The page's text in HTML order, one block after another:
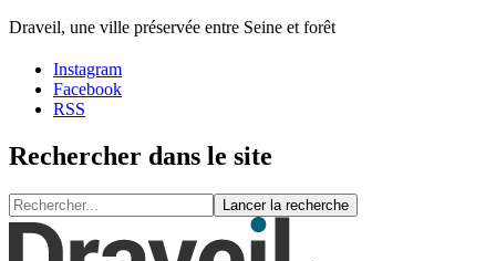
Draveil, une ville préservée entre Seine et forêt
Instagram
Facebook
RSS
Rechercher dans le site
Lancer la recherche